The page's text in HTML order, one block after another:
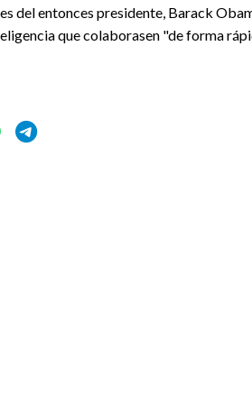
del entonces presidente, Barack
que colaborasen "de forma